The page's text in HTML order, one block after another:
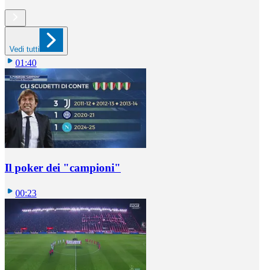
Vedi tutti
01:40
Il poker dei "campioni"
00:23